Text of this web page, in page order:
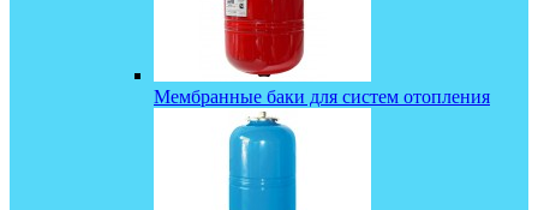
Мембранные баки для систем отопления